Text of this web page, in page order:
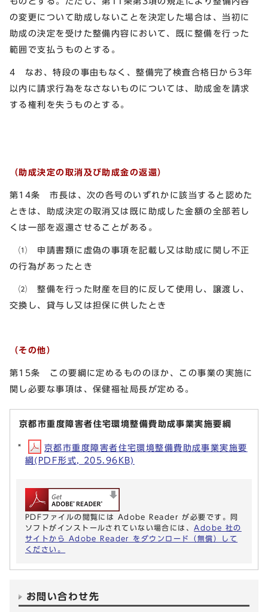
の変更について助成しないことを決定した場合は、当初に
助成の決定を受けた整備内容において、既に整備を行った
範囲で支払うものとする。
4 なお、特段の事由もなく、整備完了検査合格日から3年
以内に請求行為をなさないものについては、助成金を請求
する権利を失うものとする。
（助成決定の取消及び助成金の返還）
第14条 市長は、次の各号のいずれかに該当すると認めた
ときは、助成決定の取消又は既に助成した金額の全部若し
くは一部を返還させることがある。
⑴ 申請書類に虚偽の事項を記載し又は助成に関し不正
の行為があったとき
⑵ 整備を行った財産を目的に反して使用し、譲渡し、
交換し、貸与し又は担保に供したとき
（その他）
第15条 この要綱に定めるもののほか、この事業の実施に
関し必要な事項は、保健福祉局長が定める。
京都市重度障害者住宅環境整備費助成事業実施要綱
京都市重度障害者住宅環境整備費助成事業実施要
綱(PDF形式, 205.96KB)
PDFファイルの閲覧には Adobe Reader が必要です。同
ソフトがインストールされていない場合には、 Adobe 社の
サイトから Adobe Reader をダウンロード（無償）して
ください。
お問い合わせ先